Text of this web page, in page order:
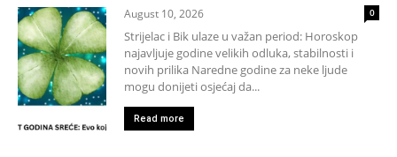
August 10, 2026 0
Strijelac i Bik ulaze u važan period: Horoskop
najavljuje godine velikih odluka, stabilnosti i
novih prilika Naredne godine za neke ljude
mogu donijeti osjećaj da...
Read more